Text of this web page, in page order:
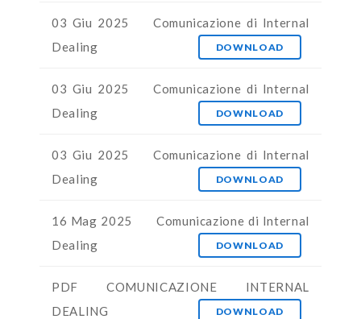
03 Giu 2025
Comunicazione di Internal
Dealing
DOWNLOAD
03 Giu 2025
Comunicazione di Internal
Dealing
DOWNLOAD
03 Giu 2025
Comunicazione di Internal
Dealing
DOWNLOAD
16 Mag 2025
Comunicazione di Internal
Dealing
DOWNLOAD
PDF COMUNICAZIONE INTERNAL
DEALING
DOWNLOAD